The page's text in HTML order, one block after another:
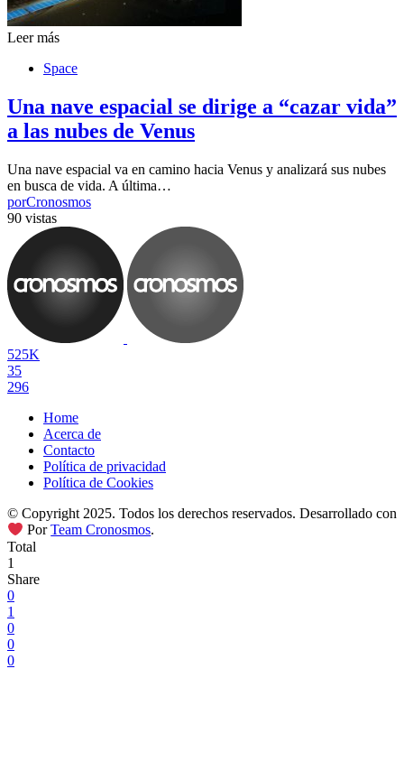
Leer más
Space
Una nave espacial se dirige a “cazar vida”
a las nubes de Venus
Una nave espacial va en camino hacia Venus y analizará sus nubes
en busca de vida. A última…
porCronosmos
90 vistas
525K
35
296
Home
Acerca de
Contacto
Política de privacidad
Política de Cookies
© Copyright 2025. Todos los derechos reservados. Desarrollado con
PorTeam Cronosmos.
Total
1
Share
0
1
0
0
0